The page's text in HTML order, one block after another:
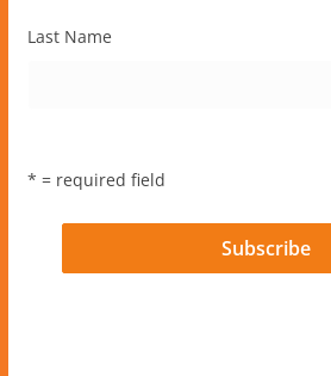
Last Name
* = required field